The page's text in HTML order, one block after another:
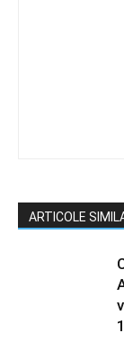
ARTICOLE